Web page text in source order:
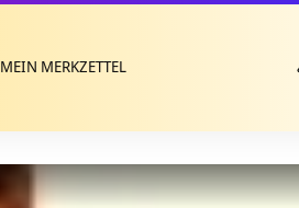
MEIN MERKZETTEL